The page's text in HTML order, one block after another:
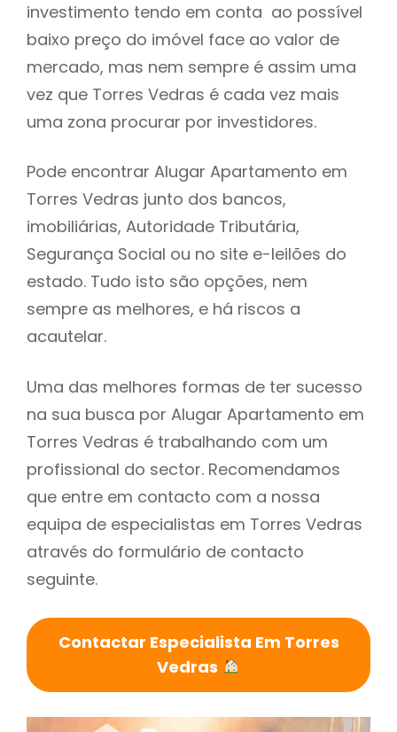
investimento tendo em conta ao possível
baixo preço do imóvel face ao valor de
mercado, mas nem sempre é assim uma
vez que Torres Vedras é cada vez mais
uma zona procurar por investidores.
Pode encontrar Alugar Apartamento em
Torres Vedras junto dos bancos,
imobiliárias, Autoridade Tributária,
Segurança Social ou no site e-leilões do
estado. Tudo isto são opções, nem
sempre as melhores, e há riscos a
acautelar.
Uma das melhores formas de ter sucesso
na sua busca por Alugar Apartamento em
Torres Vedras é trabalhando com um
profissional do sector. Recomendamos
que entre em contacto com a nossa
equipa de especialistas em Torres Vedras
através do formulário de contacto
seguinte.
Contactar Especialista Em Torres
Vedras